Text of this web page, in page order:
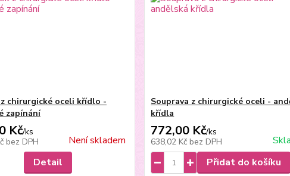
chirurgické oceli křídlo -
zapínání
Kč/ks
bez DPH
Není skladem
Detail
Souprava z chirurgické oceli -
křídla
772,00 Kč/ks
638,02 Kč bez DPH
Přidat do košíku